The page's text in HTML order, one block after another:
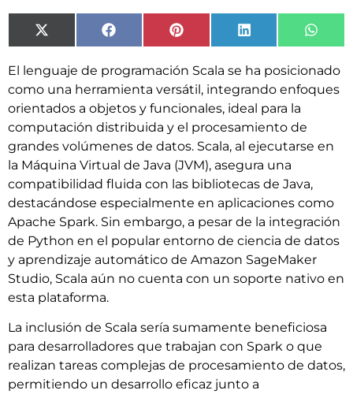
X
(Twitter)
Facebook Pinterest LinkedIn
El lenguaje de programación Scala se ha posicionado
como una herramienta versátil, integrando enfoques
orientados a objetos y funcionales, ideal para la
computación distribuida y el procesamiento de
grandes volúmenes de datos. Scala, al ejecutarse en
la Máquina Virtual de Java (JVM), asegura una
compatibilidad fluida con las bibliotecas de Java,
destacándose especialmente en aplicaciones como
Apache Spark. Sin embargo, a pesar de la integración
de Python en el popular entorno de ciencia de datos
y aprendizaje automático de Amazon SageMaker
Studio, Scala aún no cuenta con un soporte nativo en
esta plataforma.
La inclusión de Scala sería sumamente beneficiosa
para desarrolladores que trabajan con Spark o que
realizan tareas complejas de procesamiento de datos,
permitiendo un desarrollo eficaz junto a